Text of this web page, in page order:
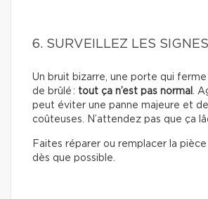
6. SURVEILLEZ LES
Un bruit bizarre, une porte qui
de brûlé : tout ça n’est pas normal
.
peut éviter une panne majeure et
coûteuses. N’attendez pas que ça
Faites réparer ou remplacer la
dès que possible.